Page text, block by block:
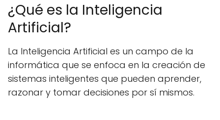
¿Qué es la Inteligencia
Artificial?
La Inteligencia Artificial es un campo de la
informática que se enfoca en la creación de
sistemas inteligentes que pueden aprender,
razonar y tomar decisiones por sí mismos.